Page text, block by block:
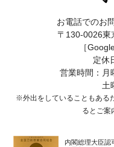
お電話でのお
〒130-0026東
［
定休
営業時間：
※外出をしていることもある
ると ご案
内閣総理大臣